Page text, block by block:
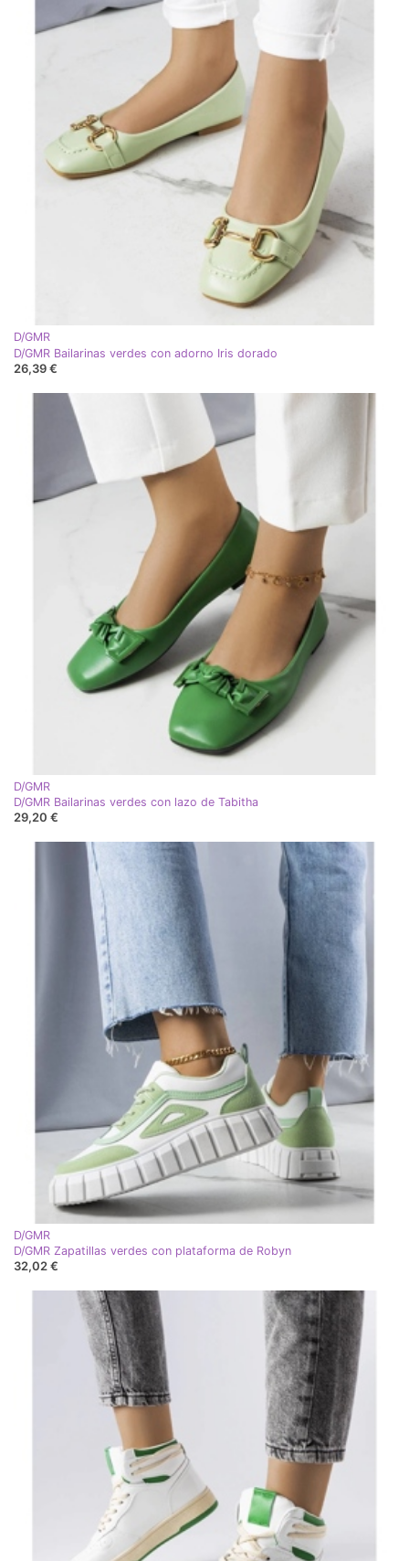
D/GMR
D/GMR Bailarinas verdes con adorno Iris dorado
26,39 €
D/GMR
D/GMR Bailarinas verdes con lazo de Tabitha
29,20 €
D/GMR
D/GMR Zapatillas verdes con plataforma de Robyn
32,02 €